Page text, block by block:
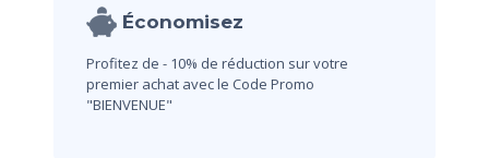
Économisez
Profitez de - 10% de réduction sur votre
premier achat avec le Code Promo
"BIENVENUE"